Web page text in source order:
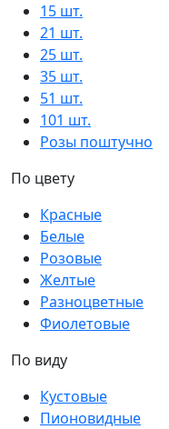
15 шт.
21 шт.
25 шт.
35 шт.
51 шт.
101 шт.
Розы поштучно
По цвету
Красные
Белые
Розовые
Желтые
Разноцветные
Фиолетовые
По виду
Кустовые
Пионовидные